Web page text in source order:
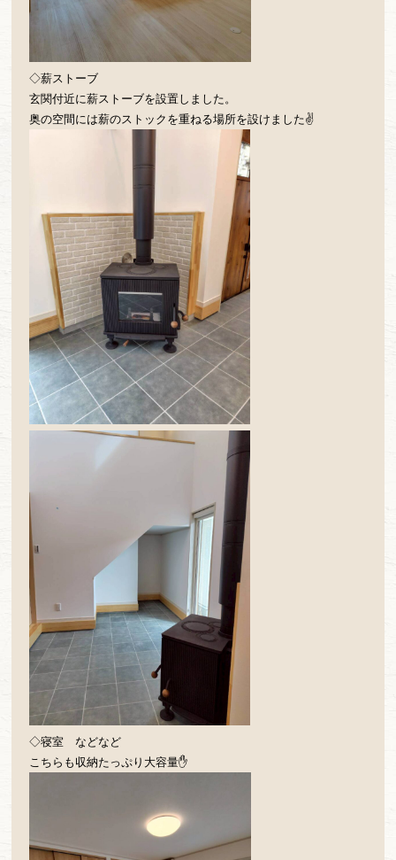
◇薪ストーブ
玄関付近に薪ストーブを設置しました。
奥の空間には薪のストックを重ねる場所を設けました✌
◇寝室 などなど
こちらも収納たっぷり大容量✋